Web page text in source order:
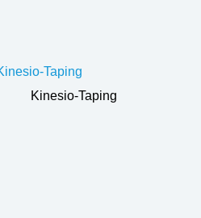
Kinesio-Taping